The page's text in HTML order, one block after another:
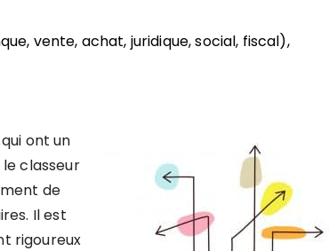
vente, achat, juridique, social, fiscal),
ont un
classeur
de
Il est
rigoureux